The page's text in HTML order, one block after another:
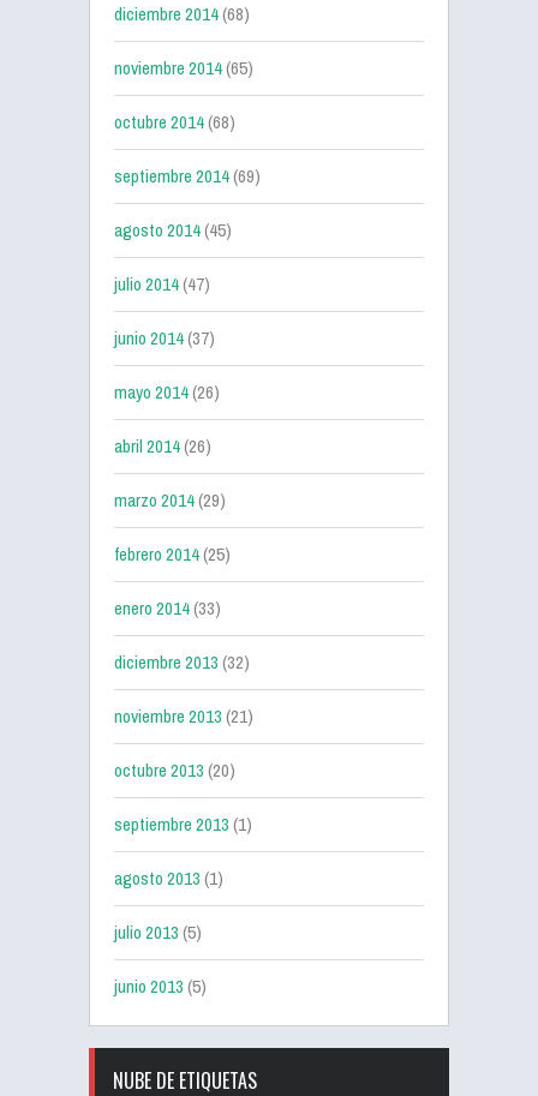
diciembre 2014(68)
noviembre 2014(65)
octubre 2014(68)
septiembre 2014(69)
agosto 2014(45)
julio 2014(47)
junio 2014(37)
mayo 2014(26)
abril 2014(26)
marzo 2014(29)
febrero 2014(25)
enero 2014(33)
diciembre 2013(32)
noviembre 2013(21)
octubre 2013(20)
septiembre 2013(1)
agosto 2013(1)
julio 2013(5)
junio 2013(5)
NUBE DE ETIQUETAS